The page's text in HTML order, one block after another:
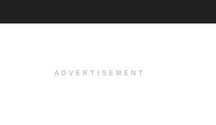
ADVERTISEMENT